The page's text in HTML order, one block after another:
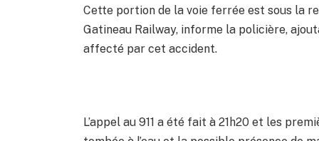
Cette portion de la voie ferrée est sous la
Gatineau Railway, informe la policière,
affecté par cet accident.
L’appel au 911 a été fait à 21h20 et les